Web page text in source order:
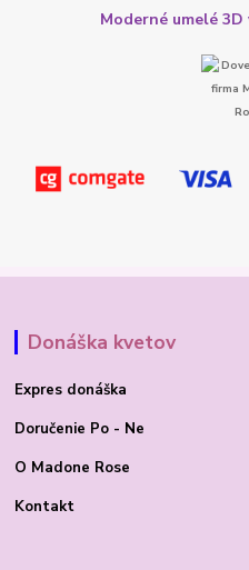
Moderné umelé
Donáška kvetov
Expres donáška
Doručenie Po - Ne
O Madone Rose
Kontakt